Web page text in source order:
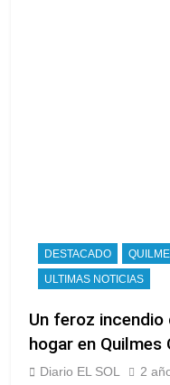
DESTACADO
ULTIMAS NOTICIAS
Un feroz
hogar en Quilmes
Diario EL SOL 2